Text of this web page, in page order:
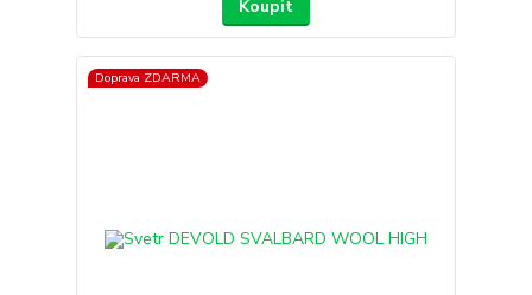
Koupit
Doprava ZDARMA